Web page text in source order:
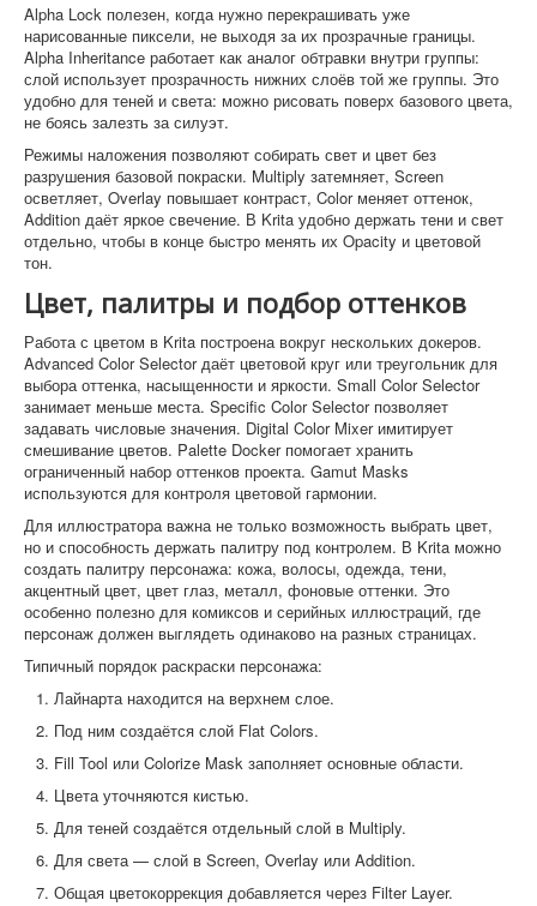
Alpha Lock полезен, когда нужно перекрашивать уже
нарисованные пиксели, не выходя за их прозрачные границы.
Alpha Inheritance работает как аналог обтравки внутри группы:
слой использует прозрачность нижних слоёв той же группы. Это
удобно для теней и света: можно рисовать поверх базового цвета,
не боясь залезть за силуэт.
Режимы наложения позволяют собирать свет и цвет без
разрушения базовой покраски. Multiply затемняет, Screen
осветляет, Overlay повышает контраст, Color меняет оттенок,
Addition даёт яркое свечение. В Krita удобно держать тени и свет
отдельно, чтобы в конце быстро менять их Opacity и цветовой
тон.
Цвет, палитры и подбор оттенков
Работа с цветом в Krita построена вокруг нескольких докеров.
Advanced Color Selector даёт цветовой круг или треугольник для
выбора оттенка, насыщенности и яркости. Small Color Selector
занимает меньше места. Specific Color Selector позволяет
задавать числовые значения. Digital Color Mixer имитирует
смешивание цветов. Palette Docker помогает хранить
ограниченный набор оттенков проекта. Gamut Masks
используются для контроля цветовой гармонии.
Для иллюстратора важна не только возможность выбрать цвет,
но и способность держать палитру под контролем. В Krita можно
создать палитру персонажа: кожа, волосы, одежда, тени,
акцентный цвет, цвет глаз, металл, фоновые оттенки. Это
особенно полезно для комиксов и серийных иллюстраций, где
персонаж должен выглядеть одинаково на разных страницах.
Типичный порядок раскраски персонажа:
Лайнарта находится на верхнем слое.
Под ним создаётся слой Flat Colors.
Fill Tool или Colorize Mask заполняет основные области.
Цвета уточняются кистью.
Для теней создаётся отдельный слой в Multiply.
Для света — слой в Screen, Overlay или Addition.
Общая цветокоррекция добавляется через Filter Layer.